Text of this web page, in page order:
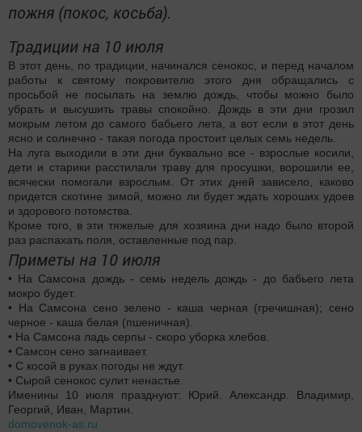
пожня (покос, косьба).
Традиции на 10 июля
В этот день, по традиции, начинался сенокос, и перед началом
работы к святому покровителю этого дня обращались с
просьбой не посылать на землю дождь, чтобы можно было
убрать и высушить травы спокойно. Дождь в эти дни грозил
мокрым летом до самого бабьего лета, а вот если в этот день
ясно и солнечно - такая погода простоит целых семь недель.
На луга выходили в эти дни буквально все - взрослые косили,
дети и старики расстилали траву для просушки, ворошили ее,
всячески помогали взрослым. От этих дней зависело, каково
придется скотине зимой, можно ли будет ждать хороших удоев
и здорового потомства.
Кроме того, в эти тяжелые для хозяина дни надо было второй
раз распахать поля, оставленные под пар.
Приметы на 10 июля
• На Самсона дождь - семь недель дождь - до бабьего лета
мокро будет.
• На Самсона сено зелено - каша черная (гречишная); сено
черное - каша белая (пшеничная).
• На Самсона ладь серпы - скоро уборка хлебов.
• Самсон сено загнаивает.
• С косой в руках погоды не ждут.
• Сырой сенокос сулит ненастье.
Именины 10 июля празднуют: Юрий. Александр. Владимир,
Георгий, Иван, Мартин.
domovenok-as.ru